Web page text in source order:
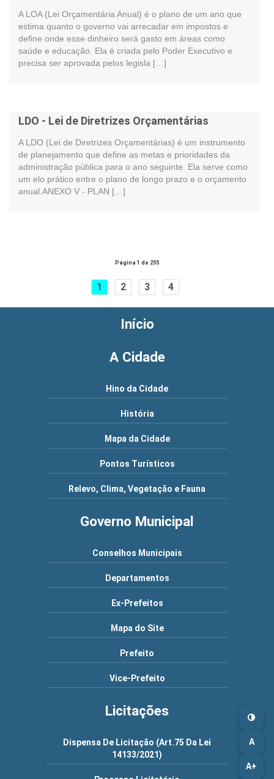
A
A+
A LOA (Lei Orçamentária Anual) é o plano de um ano que
estima quanto o governo vai arrecadar em impostos e
define onde esse dinheiro será gasto em áreas como
saúde e educação. Ela é criada pelo Poder Executivo e
precisa ser aprovada pelos legisla […]
LDO - Lei de Diretrizes Orçamentárias
A LDO (Lei de Diretrizes Orçamentárias) é um instrumento
de planejamento que define as metas e prioridades da
administração pública para o ano seguinte. Ela serve como
um elo prático entre o plano de longo prazo e o orçamento
anual.ANEXO V - PLAN […]
Página 1 de 255
1 2 3 4
Início
A Cidade
Hino da Cidade
História
Mapa da Cidade
Pontos Turísticos
Relevo, Clima, Vegetação e Fauna
Governo Municipal
Conselhos Municipais
Departamentos
Ex-Prefeitos
Mapa do Site
Prefeito
Vice-Prefeito
Licitações
Dispensa De Licitação (Art.75 Da Lei
14133/2021)